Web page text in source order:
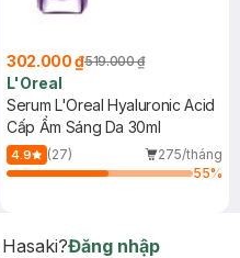
302.000 ₫519.000 ₫
L'Oreal
Serum L'Oreal Hyaluronic Acid
Cấp Ẩm Sáng Da 30ml
4.9 (27)
275/tháng
55%
Đăng nhập